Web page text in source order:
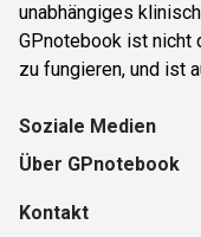
unabhängiges
GPnotebook ist nicht
zu fungieren, und ist
Soziale Medien
Über GPnotebook
Kontakt